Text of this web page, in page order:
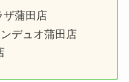
ザ蒲田店
デュオ蒲田店